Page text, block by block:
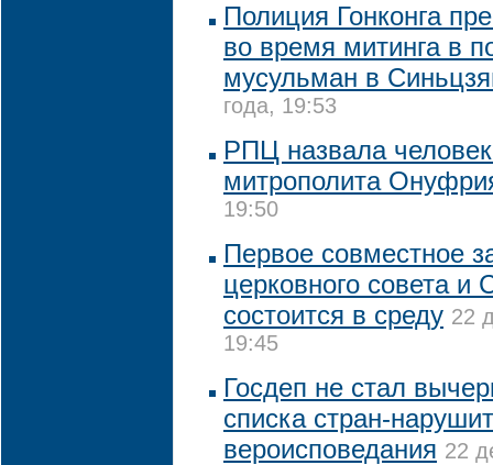
Полиция Гонконга
во время митинга в
мусульман в
года, 19:53
РПЦ назвала
митрополита
19:50
Первое совместное
церковного совета
состоится в среду 22
19:45
Госдеп не стал
списка стран-
вероисповедания 22